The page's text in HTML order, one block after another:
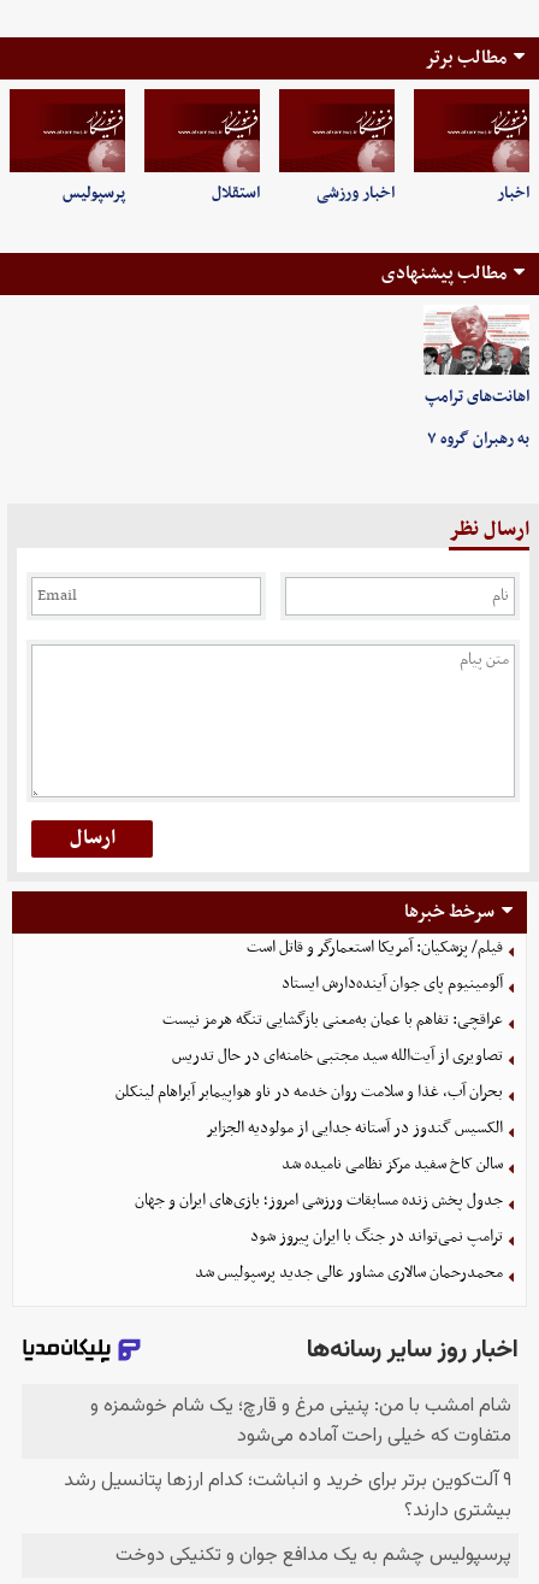
مطالب برتر
اخبار اخبار ورزشی استقلال پرسپولیس
مطالب پیشنهادی
اهانت‌های ترامپ
به رهبران گروه ۷
ارسال نظر
سرخط خبرها
فیلم/ پزشکیان: آمریکا استعمارگر و قاتل است
آلومینیوم پای جوان آینده‌دارش ایستاد
عراقچی: تفاهم با عمان به‌معنی بازگشایی تنگه هرمز نیست
تصاویری از آیت‌الله سید مجتبی خامنه‌ای در حال تدریس
بحران آب، غذا و سلامت روان خدمه در ناو هواپیمابر آبراهام لینکلن
الکسیس گندوز در آستانه جدایی از مولودیه الجزایر
سالن کاخ سفید مرکز نظامی نامیده شد
جدول پخش زنده مسابقات ورزشی امروز؛ بازی‌های ایران و جهان
ترامپ نمی‌تواند در جنگ با ایران پیروز شود
محمدرحمان سالاری مشاور عالی جدید پرسپولیس شد